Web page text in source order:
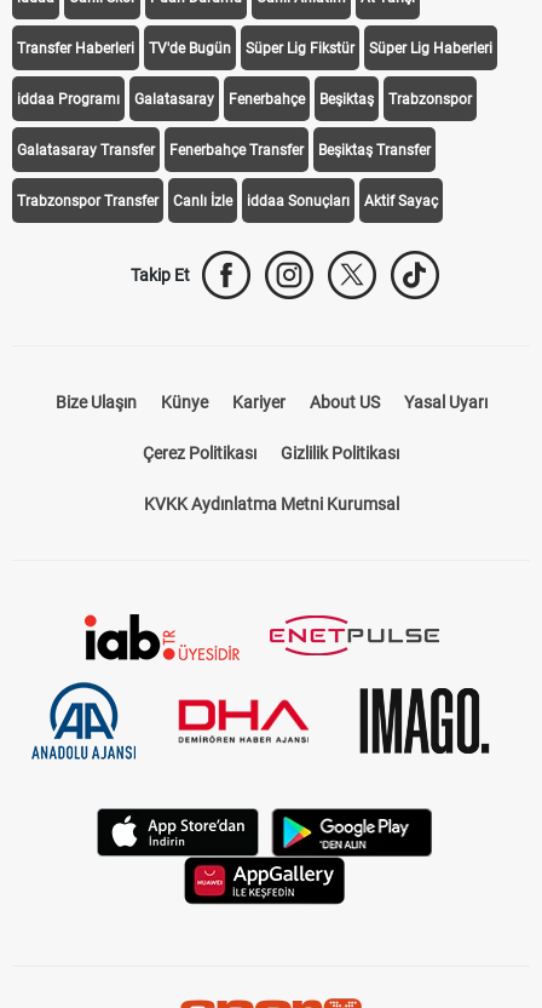
iddaa Canlı Skor Puan Durumu Canlı Anlatım At Yarışı
Transfer Haberleri TV'de Bugün Süper Lig Fikstür Süper Lig Haberleri
iddaa Programı Galatasaray Fenerbahçe Beşiktaş Trabzonspor
Galatasaray Transfer Fenerbahçe Transfer Beşiktaş Transfer
Trabzonspor Transfer Canlı İzle iddaa Sonuçları Aktif Sayaç